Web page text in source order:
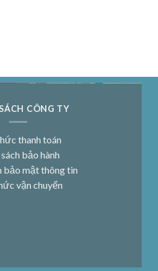
CÔNG TY
thanh toán
bảo hành
bảo mật thông tin
vận chuyển